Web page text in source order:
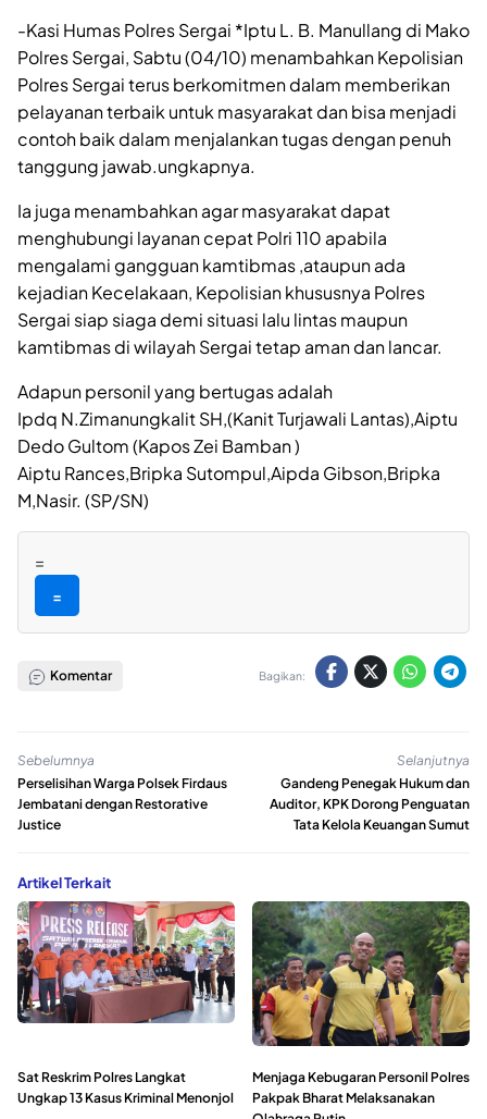
-Kasi Humas Polres Sergai *Iptu L. B. Manullang di Mako
Polres Sergai, Sabtu (04/10) menambahkan Kepolisian
Polres Sergai terus berkomitmen dalam memberikan
pelayanan terbaik untuk masyarakat dan bisa menjadi
contoh baik dalam menjalankan tugas dengan penuh
tanggung jawab.ungkapnya.
Ia juga menambahkan agar masyarakat dapat
menghubungi layanan cepat Polri 110 apabila
mengalami gangguan kamtibmas ,ataupun ada
kejadian Kecelakaan, Kepolisian khususnya Polres
Sergai siap siaga demi situasi lalu lintas maupun
kamtibmas di wilayah Sergai tetap aman dan lancar.
Adapun personil yang bertugas adalah
Ipdq N.Zimanungkalit SH,(Kanit Turjawali Lantas),Aiptu
Dedo Gultom (Kapos Zei Bamban )
Aiptu Rances,Bripka Sutompul,Aipda Gibson,Bripka
M,Nasir. (SP/SN)
=
=
Komentar Bagikan:
Sebelumnya
Perselisihan Warga Polsek Firdaus
Jembatani dengan Restorative
Justice
Selanjutnya
Gandeng Penegak Hukum dan
Auditor, KPK Dorong Penguatan
Tata Kelola Keuangan Sumut
Artikel Terkait
Sat Reskrim Polres Langkat
Ungkap 13 Kasus Kriminal Menonjol
Menjaga Kebugaran Personil Polres
Pakpak Bharat Melaksanakan